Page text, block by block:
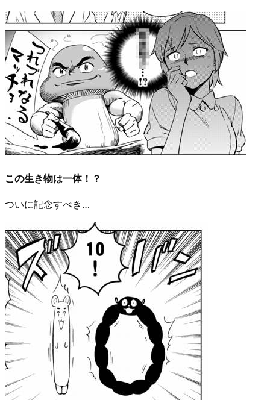
この生き物は一体！？
ついに記念すべき…